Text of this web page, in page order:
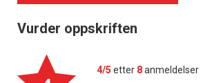
Vurder oppskriften
4/5 etter 8anmeldelser